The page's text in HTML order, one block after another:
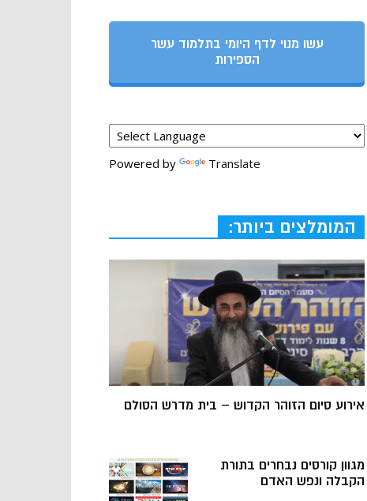
עשו מנוי לדף היומי בתלמוד עשר
הספירות
Powered by Translate
המומלצים ביותר:
אירוע סיום הזוהר הקדוש – בית מדרש הסולם
מגוון קורסים נבחרים בתורת
הקבלה ונפש האדם